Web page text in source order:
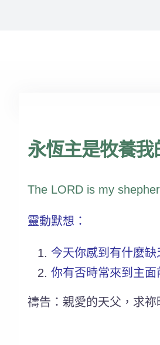
永恆主是牧養我
The LORD is my
靈動默想：
今天你感到有什麼
你有否時常來到主
禱告：親愛的天父，求